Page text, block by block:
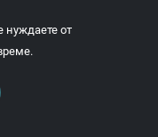
нуждаете от